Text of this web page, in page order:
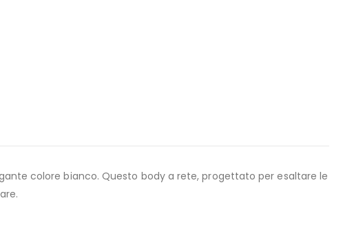
colore bianco. Questo body a rete, progettato per esaltare le